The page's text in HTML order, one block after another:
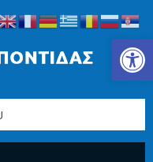
Ανοίξτε τη γραμμή εργαλείων